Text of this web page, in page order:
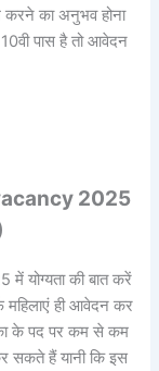
करने का अनुभव होना
पास है तो आवेदन
2025
योग्यता की बात करें
महिलाएं ही आवेदन कर
के पद पर कम से कम
सकते हैं यानी कि इस